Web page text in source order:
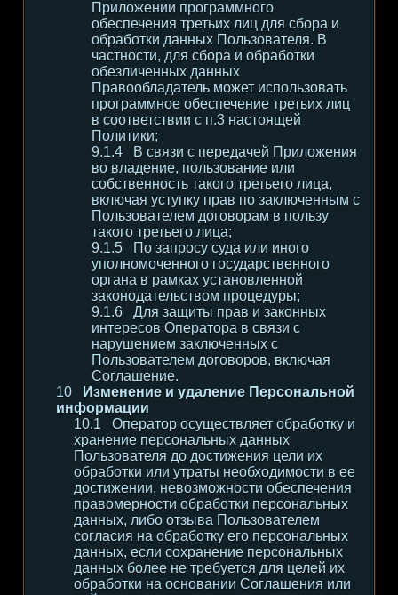
Приложении программного
обеспечения третьих лиц для сбора и
обработки данных Пользователя. В
частности, для сбора и обработки
обезличенных данных
Правообладатель может использовать
программное обеспечение третьих лиц
в соответствии с п.3 настоящей
Политики;
В связи с передачей Приложения
во владение, пользование или
собственность такого третьего лица,
включая уступку прав по заключенным с
Пользователем договорам в пользу
такого третьего лица;
По запросу суда или иного
уполномоченного государственного
органа в рамках установленной
законодательством процедуры;
Для защиты прав и законных
интересов Оператора в связи с
нарушением заключенных с
Пользователем договоров, включая
Соглашение.
Изменение и удаление Персональной
информации
Оператор осуществляет обработку и
хранение персональных данных
Пользователя до достижения цели их
обработки или утраты необходимости в ее
достижении, невозможности обеспечения
правомерности обработки персональных
данных, либо отзыва Пользователем
согласия на обработку его персональных
данных, если сохранение персональных
данных более не требуется для целей их
обработки на основании Соглашения или